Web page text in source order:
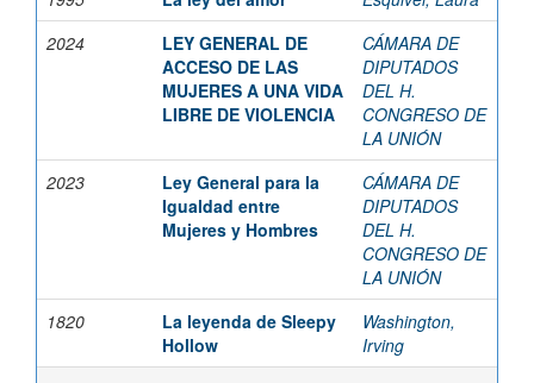
2024
LEY GENERAL DE
ACCESO DE LAS
MUJERES A UNA VIDA
LIBRE DE VIOLENCIA
CÁMARA DE
DIPUTADOS
DEL H.
CONGRESO DE
LA UNIÓN
2023
Ley General para la
Igualdad entre
Mujeres y Hombres
CÁMARA DE
DIPUTADOS
DEL H.
CONGRESO DE
LA UNIÓN
1820
La leyenda de Sleepy
Hollow
Washington,
Irving